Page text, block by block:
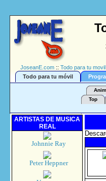
JoseanE.com :: Todo para tu movil
Todo para tu móvil
Top
ARTISTAS DE MUSICA
REAL
Johnnie Ray
Peter Heppner